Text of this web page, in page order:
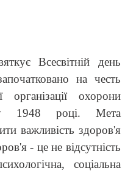
Всесвітній день
на честь
організації охорони
1948 році. Мета
важливість здоров'я
- це не відсутність
соціальна